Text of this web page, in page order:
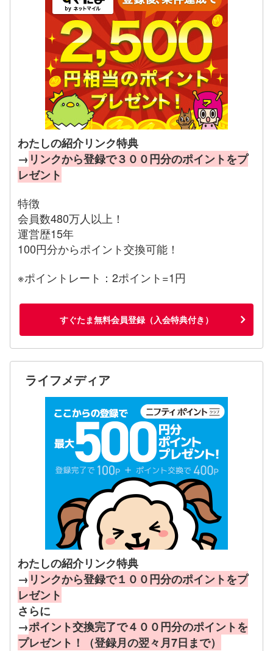
わたしの紹介リンク特典
→ リンクから登録で３００円分のポイントをプ
レゼント
特徴
会員数480万人以上！
運営歴15年
100円分からポイント交換可能！
※ポイントレート：2ポイント=1円
すぐたま無料会員登録（入会特典付き）
ライフメディア
わたしの紹介リンク特典
→ リンクから登録で１００円分のポイントをプ
レゼント
さらに
→ポイント交換完了で４００円分のポイントを
プレゼント！（登録月の翌々月7日まで）